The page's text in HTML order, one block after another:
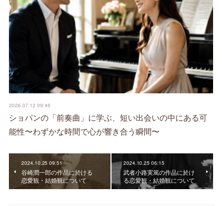
2026.07.12 09:46
ショパンの「前奏曲」に学ぶ、短い出会いの中にある可
能性〜わずかな時間で心が響き合う瞬間〜
2024.10.25 09:51
谷崎潤一郎の作品に於ける
恋愛観・結婚観について
2024.10.25 06:15
武者小路実篤の作品に於け
る恋愛観・結婚観について